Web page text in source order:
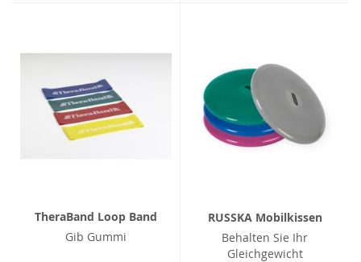
TheraBand Loop Band
Gib Gummi
RUSSKA Mobilkissen
Behalten Sie Ihr
Gleichgewicht